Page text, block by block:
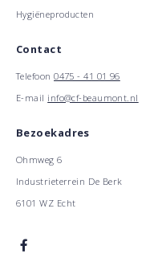
Hygiëneproducten
Contact
Telefoon0475 - 41 01 96
E-mail info@cf-beaumont.nl
Bezoekadres
Ohmweg 6
Industrieterrein De Berk
6101 WZ Echt